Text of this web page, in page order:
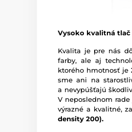
Vysoko kvalitná tlač
Kvalita je pre nás
farby, ale aj
ktorého hmotnosť je
sme ani na
a nevypúšťajú
V neposlednom
výrazné a kvalitné,
density 200).